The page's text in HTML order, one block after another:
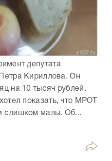
депутата
Кириллова. Он
на 10 тысяч рублей.
показать, что МРОТ
слишком малы. Об...